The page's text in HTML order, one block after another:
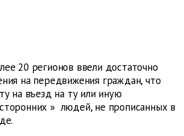
20 регионов ввели достаточно
на передвижения граждан, что
на въезд на ту или иную
» людей, не прописанных в